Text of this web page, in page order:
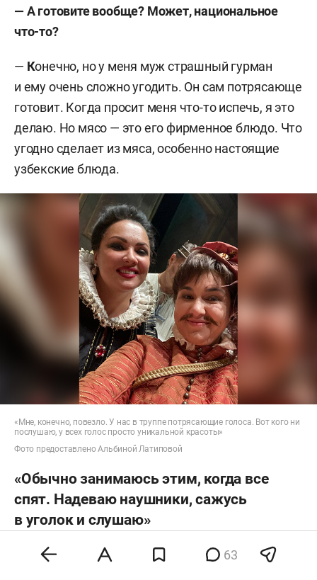
— А готовите вообще? Может, национальное
что-то?
— Конечно, но у меня муж страшный гурман
и ему очень сложно угодить. Он сам потрясающе
готовит. Когда просит меня что-то испечь, я это
делаю. Но мясо — это его фирменное блюдо. Что
угодно сделает из мяса, особенно настоящие
узбекские блюда.
«Мне, конечно, повезло. У нас в труппе потрясающие голоса. Вот кого ни
послушаю, у всех голос просто уникальной красоты»
Фото предоставлено Альбиной Латиповой
«Обычно занимаюсь этим, когда все
спят. Надеваю наушники, сажусь
в уголок и слушаю»
— А как в Большом театре с конкуренцией?
63